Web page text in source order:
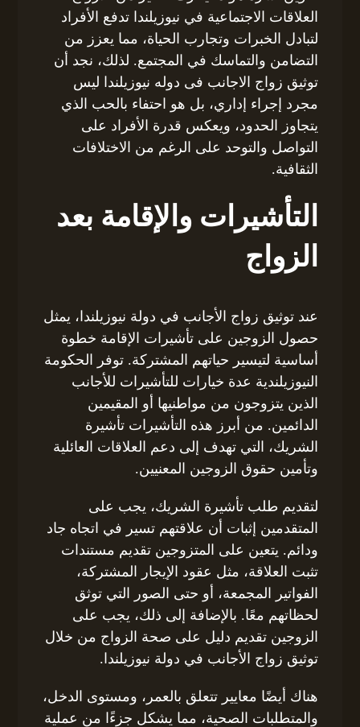
العلاقات الاجتماعية في نيوزيلندا تدفع الأفراد
لتبادل الخبرات وتجارب الحياة، مما يعزز من
التضامن والتماسك في المجتمع. لذلك، نجد أن
توثيق زواج الاجانب فى دوله نيوزيلندا ليس
مجرد إجراء إداري، بل هو احتفاء بالحب الذي
يتجاوز الحدود، ويعكس قدرة الأفراد على
التواصل والتوحد على الرغم من الاختلافات
الثقافية.
التأشيرات والإقامة بعد
الزواج
عند توثيق زواج الأجانب في دولة نيوزيلندا، يمثل
حصول الزوجين على تأشيرات الإقامة خطوة
أساسية لتيسير حياتهم المشتركة. توفر الحكومة
النيوزيلندية عدة خيارات للتأشيرات للأجانب
الذين يتزوجون من مواطنيها أو المقيمين
الدائمين. من أبرز هذه التأشيرات تأشيرة
الشريك، التي تهدف إلى دعم العلاقات العائلية
وتأمين حقوق الزوجين المعنيين.
لتقديم طلب تأشيرة الشريك، يجب على
المتقدمين إثبات أن علاقتهم تسير في اتجاه جاد
ودائم. يتعين على المتزوجين تقديم مستندات
تثبت العلاقة، مثل عقود الإيجار المشتركة،
الفواتير المجمعة، أو حتى الصور التي توثق
لحظاتهم معًا. بالإضافة إلى ذلك، يجب على
الزوجين تقديم دليل على صحة الزواج من خلال
توثيق زواج الأجانب في دولة نيوزيلندا.
هناك أيضًا معايير تتعلق بالعمر، ومستوى الدخل،
والمتطلبات الصحية، مما يشكل جزءًا من عملية